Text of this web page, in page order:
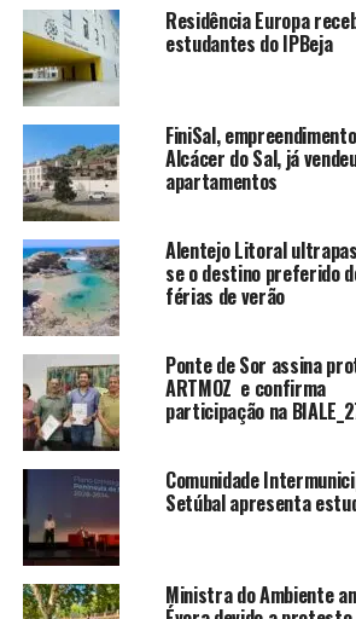
Residência Europa
estudantes do IPBeja
FiniSal,
Alcácer do Sal, já
apartamentos
Alentejo Litoral
se o destino preferido
férias de verão
Ponte de Sor assina
ARTMOZ e confirma
participação na
Comunidade
Setúbal apresenta
Ministra do Ambiente